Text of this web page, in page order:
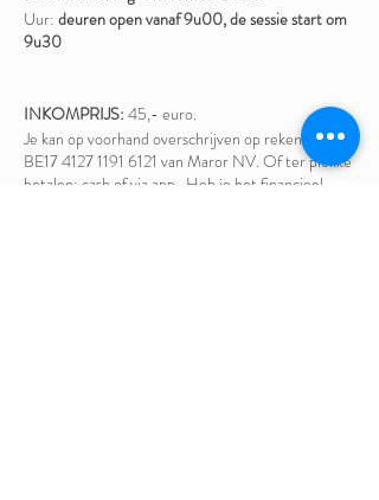
Uur: deuren open vanaf 9u00, de sessie start om
9u30
INKOMPRIJS: 45,- euro.
Je kan op voorhand overschrijven op rekening
BE17 4127 1191 6121 van Maror NV. Of ter plekke
betalen: cash of via app. Heb je het financieel